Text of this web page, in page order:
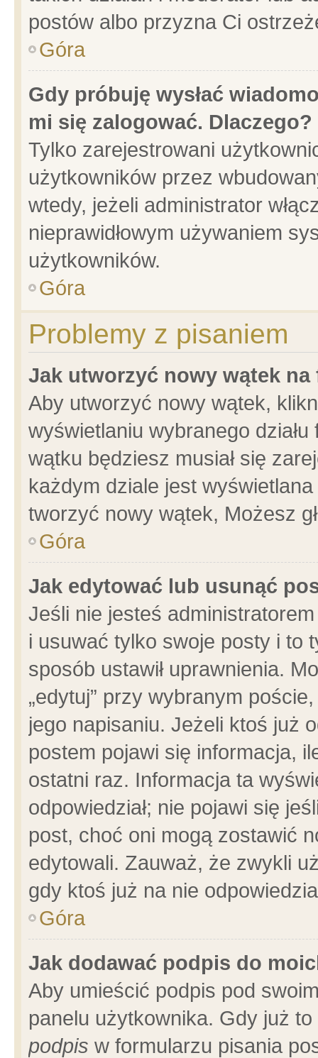
postów albo przyzna Ci
Góra
Gdy próbuję wysłać
mi się zalogować. Dlaczego?
Tylko zarejestrowani
użytkowników przez
wtedy, jeżeli administrator
nieprawidłowym używaniem
użytkowników.
Góra
Problemy z pisaniem
Jak utworzyć nowy wątek na
Aby utworzyć nowy wątek,
wyświetlaniu wybranego
wątku będziesz musiał się
każdym dziale jest
tworzyć nowy wątek, Możesz
Góra
Jak edytować lub usunąć
Jeśli nie jesteś
i usuwać tylko swoje posty i to
sposób ustawił uprawnienia.
„edytuj” przy wybranym
jego napisaniu. Jeżeli ktoś już
postem pojawi się informacja,
ostatni raz. Informacja ta
odpowiedział; nie pojawi się
post, choć oni mogą zostawić
edytowali. Zauważ, że zwykli
gdy ktoś już na nie
Góra
Jak dodawać podpis do
Aby umieścić podpis pod
panelu użytkownika. Gdy już
podpis w formularzu pisania